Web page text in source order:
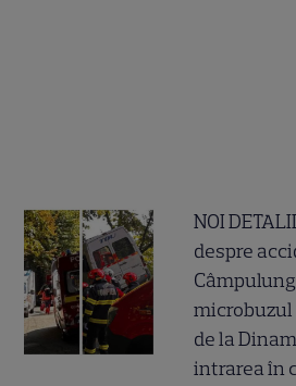
NOI
despre
microbuzul
de la
intrarea în